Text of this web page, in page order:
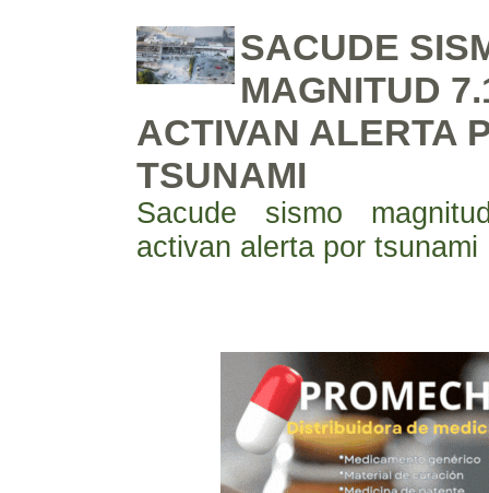
SACUDE
MAGNITUD
ACTIVAN ALERTA
TSUNAMI
Sacude sismo
activan alerta por tsunami